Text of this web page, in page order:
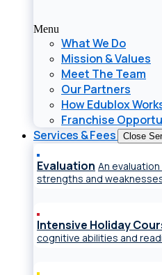
Menu
What We Do
Mission & Values
Meet The Team
Our Partners
How Edublox
Franchise
Services & Fees
Close
Evaluation An
strengths and
Intensive Holiday
cognitive abilities and